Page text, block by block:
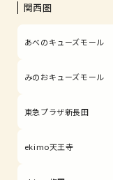
関西圏
あべのキューズモール
みのおキューズモール
東急プラザ新長田
ekimo天王寺